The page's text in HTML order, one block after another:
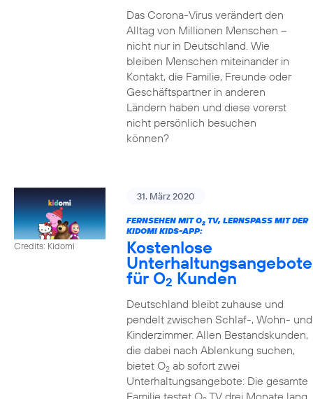
Das Corona-Virus verändert den
Alltag von Millionen Menschen –
nicht nur in Deutschland. Wie
bleiben Menschen miteinander in
Kontakt, die Familie, Freunde oder
Geschäftspartner in anderen
Ländern haben und diese vorerst
nicht persönlich besuchen
können?
Credits: Kidomi
31. März 2020
FERNSEHEN MIT O2TV, LERNSPASS MIT DER K
IDOMI KIDS-APP:
Kostenlose
Unterhaltungsangebote
für O2 Kunden
Deutschland bleibt zuhause und
pendelt zwischen Schlaf-, Wohn- und
Kinderzimmer. Allen Bestandskunden,
die dabei nach Ablenkung suchen,
bietet O2ab sofort zwei
Unterhaltungsangebote: Die gesamte
Familie testet O TV drei Monate lang